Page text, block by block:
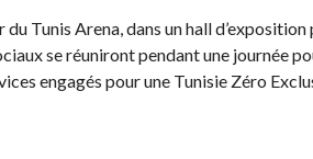
Tunis Arena, dans un hall
se réuniront pendant une journée
engagés pour une Tunisie Zéro